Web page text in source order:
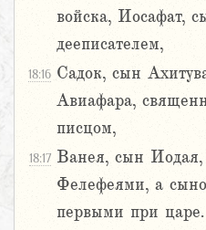
войска, Иосафат,
дееписателем,
18:16 Садок, сын
Авиафара,
писцом,
18:17 Ванея, сын
Фелефеями, а
первыми при царе.